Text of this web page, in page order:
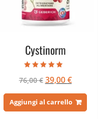
Cystinorm
5.00
su 5
76,00€ Il
originale
era:
39,00€Il
attuale
è:
Aggiungi al carrello